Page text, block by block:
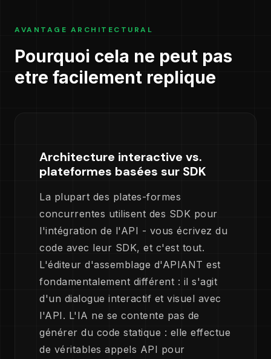
AVANTAGE ARCHITECTURAL
Pourquoi cela ne peut pas
etre facilement replique
Architecture interactive vs.
plateformes basées sur SDK
La plupart des plates-formes
concurrentes utilisent des SDK pour
l'intégration de l'API - vous écrivez du
code avec leur SDK, et c'est tout.
L'éditeur d'assemblage d'APIANT est
fondamentalement différent : il s'agit
d'un dialogue interactif et visuel avec
l'API. L'IA ne se contente pas de
générer du code statique : elle effectue
de véritables appels API pour